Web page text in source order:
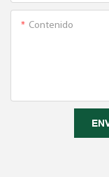
Contenido